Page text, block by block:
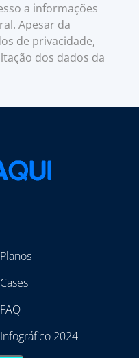
a informações
Apesar da
de privacidade,
dos dados da
Planos
Cases
FAQ
Infográfico 2024